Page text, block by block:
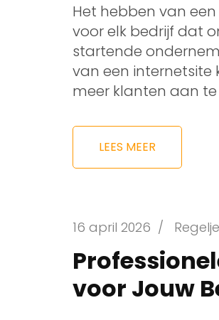
Het hebben van
voor elk bedrijf dat
startende
van een internetsite
meer klanten aan te
LEES MEER
16 april 2026 /
voor Jouw